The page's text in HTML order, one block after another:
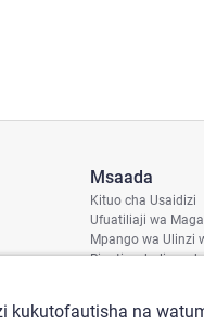
Msaada
Kituo cha Usaidizi
Ufuatiliaji wa
Mpango wa Ulinzi
Ripoti ya hali ya
kukutofautisha na